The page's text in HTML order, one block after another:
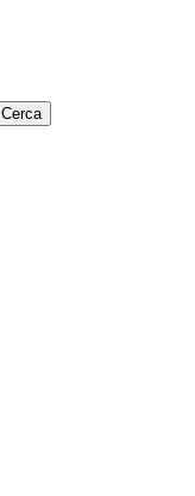
Cerca